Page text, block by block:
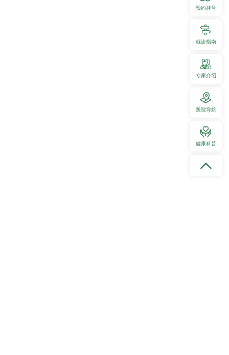
预约挂号
就诊指南
专家介绍
医院导航
健康科普